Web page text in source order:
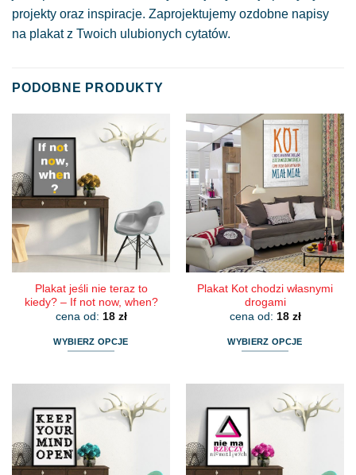
projekty oraz inspiracje. Zaprojektujemy ozdobne napisy
na plakat z Twoich ulubionych cytatów.
PODOBNE PRODUKTY
Plakat jeśli nie teraz to
kiedy? – If not now, when?
cena od: 18 zł
WYBIERZ OPCJE
wiele
wariantów.
Opcje
można
Plakat Kot chodzi własnymi
drogami
cena od: 18 zł
WYBIERZ OPCJE
wiele
wariantów.
Opcje
można